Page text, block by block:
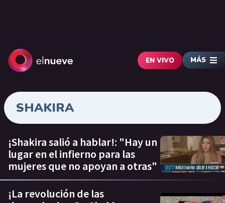
EN VIVO MÁS
SHAKIRA
¡Shakira salió a hablar!: "Hay un
lugar en el infierno para las
mujeres que no apoyan a otras"
¡La revolución de las